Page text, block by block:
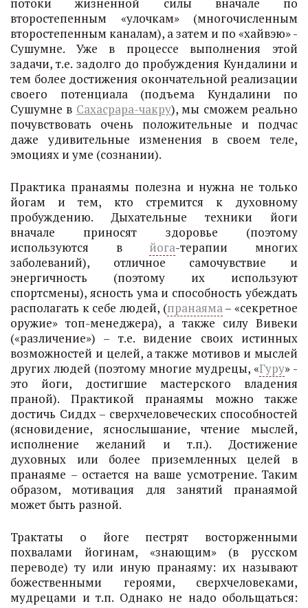
второстепенным «улочкам» (многочисленным
второстепенным каналам), а затем и по «хайвэю» -
Сушумне. Уже в процессе выполнения этой
задачи, т.е. задолго до пробуждения Кундалини и
тем более достижения окончательной реализации
своего потенциала (подъема Кундалини по
Сушумне в Сахасрара-чакру), мы сможем реально
почувствовать очень положительные и подчас
даже удивительные изменения в своем теле,
эмоциях и уме (сознании).
Практика пранаямы полезна и нужна не только
йогам и тем, кто стремится к духовному
пробуждению. Дыхательные техники йоги
вначале приносят здоровье (поэтому
используются в йога-терапии многих
заболеваний), отличное самочувствие и
энергичность (поэтому их используют
спортсмены), ясность ума и способность убеждать
располагать к себе людей, (пранаяма– «секретное
оружие» топ-менеджера), а также силу Вивеки
(«различение») – т.е. видение своих истинных
возможностей и целей, а также мотивов и мыслей
других людей (поэтому многие мудрецы, «Гуру» -
это йоги, достигшие мастерского владения
праной). Практикой пранаямы можно также
достичь Сиддх – сверхчеловеческих способностей
(ясновидение, яснослышание, чтение мыслей,
исполнение желаний и т.п.). Достижение
духовных или более приземленных целей в
пранаяме – остается на ваше усмотрение. Таким
образом, мотивация для занятий пранаямой
может быть разной.
Трактаты о йоге пестрят восторженными
похвалами йогинам, «знающим» (в русском
переводе) ту или иную пранаяму: их называют
божественными героями, сверхчеловеками,
мудрецами и т.п. Однако не надо обольщаться: